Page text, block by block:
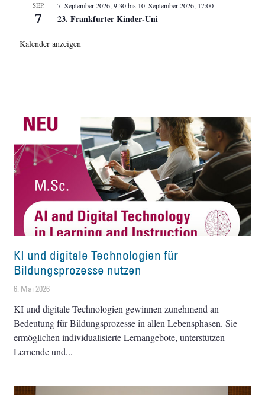
SEP.
7
7. September 2026, 9:30bis 10. September 2026, 17:00
23. Frankfurter Kinder-Uni
Kalender anzeigen
KI und digitale Technologien für
Bildungsprozesse nutzen
6. Mai 2026
KI und digitale Technologien gewinnen zunehmend an
Bedeutung für Bildungsprozesse in allen Lebensphasen. Sie
ermöglichen individualisierte Lernangebote, unterstützen
Lernende und